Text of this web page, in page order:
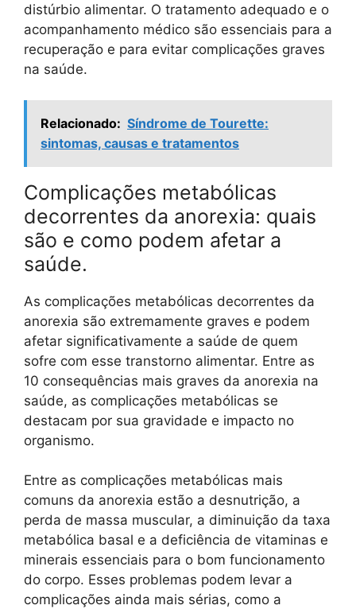
distúrbio alimentar. O tratamento adequado e o
acompanhamento médico são essenciais para a
recuperação e para evitar complicações graves
na saúde.
Relacionado: Síndrome de Tourette:
sintomas, causas e tratamentos
Complicações metabólicas
decorrentes da anorexia: quais
são e como podem afetar a
saúde.
As complicações metabólicas decorrentes da
anorexia são extremamente graves e podem
afetar significativamente a saúde de quem
sofre com esse transtorno alimentar. Entre as
10 consequências mais graves da anorexia na
saúde, as complicações metabólicas se
destacam por sua gravidade e impacto no
organismo.
Entre as complicações metabólicas mais
comuns da anorexia estão a desnutrição, a
perda de massa muscular, a diminuição da taxa
metabólica basal e a deficiência de vitaminas e
minerais essenciais para o bom funcionamento
do corpo. Esses problemas podem levar a
complicações ainda mais sérias, como a